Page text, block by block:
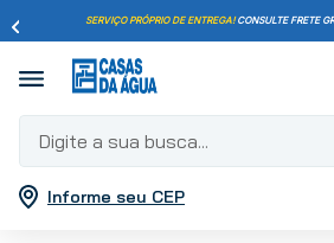
SERVIÇO PRÓPRIO DE ENTREGA!CONSULTE FRETE
Digite a sua busca...
Informe seu CEP
Termos mais buscados